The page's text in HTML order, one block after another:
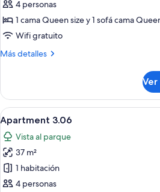
de
Apartment
3.05
4 personas
1 cama Queen size y 1 sofá cama
Wifi gratuito
Más detalles
Más
3.05
Ver
todas
las
fotos
de
Apartment
Un
8
Apartment 3.06
Vista al parque
37 m²
1 habitación
4 personas